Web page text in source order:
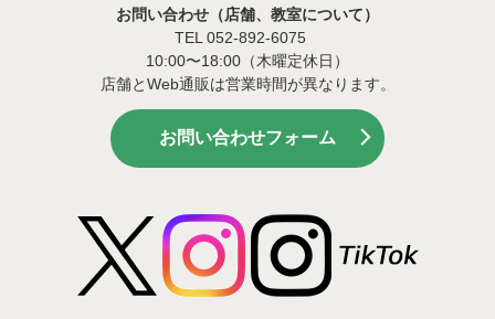
お問い合わせ（店舗、教室について）
TEL 052-892-6075
10:00〜18:00（木曜定休日）
店舗とWeb通販は営業時間が異なります。
お問い合わせフォーム